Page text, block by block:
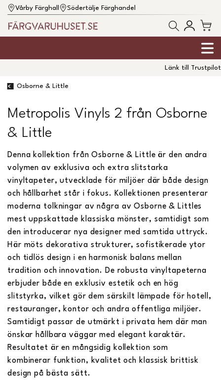
Vårby Färghall Södertälje Färghandel
Länk till Trustpilot
Osborne & Little
Metropolis Vinyls 2 från Osborne
& Little
Denna kollektion från Osborne & Little är den andra
volymen av exklusiva och extra slitstarka
vinyltapeter, utvecklade för miljöer där både design
och hållbarhet står i fokus. Kollektionen presenterar
moderna tolkningar av några av Osborne & Littles
mest uppskattade klassiska mönster, samtidigt som
den introducerar nya designer med samtida uttryck.
Här möts dekorativa strukturer, sofistikerade ytor
och tidlös design i en harmonisk balans mellan
tradition och innovation. De robusta vinyltapeterna
erbjuder både en exklusiv estetik och en hög
slitstyrka, vilket gör dem särskilt lämpade för hotell,
restauranger, kontor och andra offentliga miljöer.
Samtidigt passar de utmärkt i privata hem där man
önskar hållbara väggar med elegant karaktär.
Resultatet är en mångsidig kollektion som
kombinerar funktion, kvalitet och klassisk brittisk
design på bästa sätt.